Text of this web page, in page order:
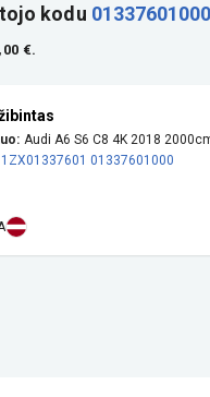
kodu 01337601000
€.
Audi A6 S6 C8 4K 2018
1ZX01337601 01337601000